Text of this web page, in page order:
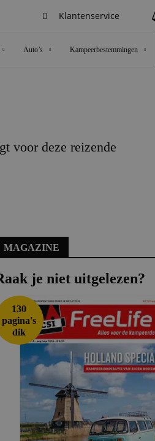
Klantenservice
Auto’s Kampeerbestemmingen
voor deze reizende
MAGAZINE
je niet uitgelezen?
130
pagina's
dik